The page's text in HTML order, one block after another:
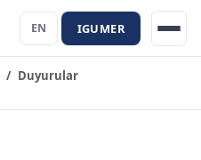
EN IGUMER
Duyurular